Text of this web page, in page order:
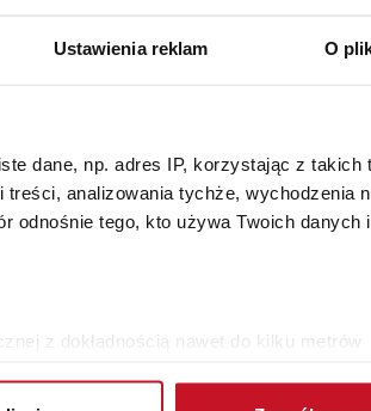
Ustawienia reklam O
dane, np. adres IP, korzystając z takich
analizowania tychże, wychodzenia
odnośnie tego, kto używa Twoich danych
z dokładnością nawet do kilku metrów
ZAPYTAJ O CENĘ W SALONIE